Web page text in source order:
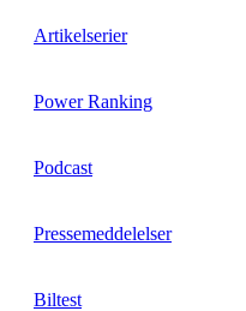
Artikelserier
Power Ranking
Podcast
Pressemeddelelser
Biltest